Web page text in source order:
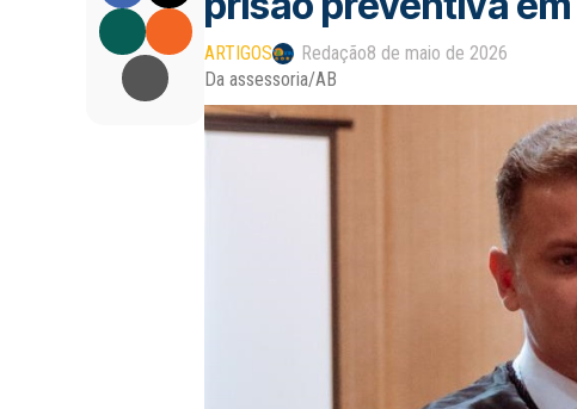
ARTIGOS Redação8 de maio de 2026
Da assessoria/AB